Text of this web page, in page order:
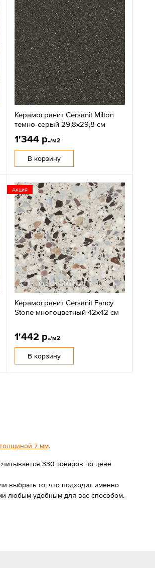
Керамогранит Cersanit Milton
темно-серый 29,8x29,8 см
1'344 р./м2
В корзину
Акция
Керамогранит Cersanit Fancy
Stone многоцветный 42х42 см
1'442 р./м2
В корзину
7 мм.
330 товаров по цене
выбрать то, что подходит именно
любым удобным для вас способом.